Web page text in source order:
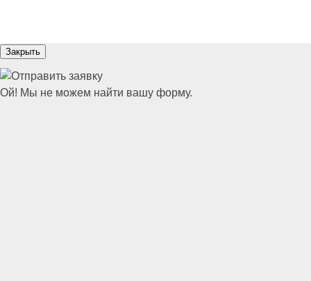
Закрыть
Ой! Мы не можем найти вашу форму.